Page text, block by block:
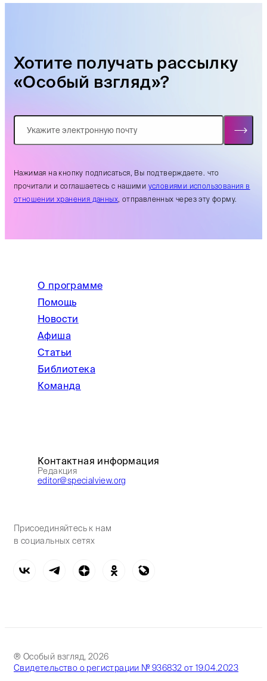
Хотите получать рассылку
«Особый взгляд»?
Нажимая на кнопку подписаться, Вы подтверждаете. что
прочитали и соглашаетесь с нашими условиями использования в
отношении хранения данных, отправленных через эту форму.
О программе
Помощь
Новости
Афиша
Статьи
Библиотека
Команда
Контактная информация
Редакция
editor@specialview.org
Присоединяйтесь к нам
в социальных сетях
® Особый взгляд, 2026
Свидетельство о регистрации № 936832 от 19.04.2023